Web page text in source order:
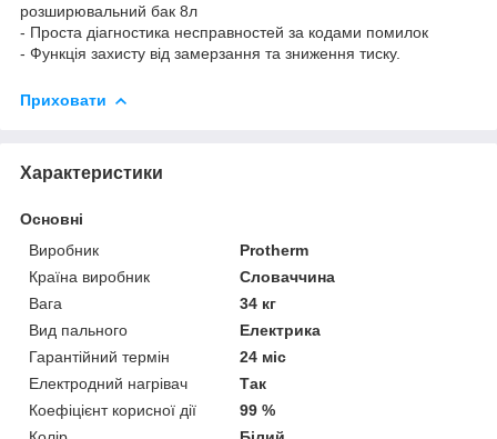
розширювальний бак 8л
- Проста діагностика несправностей за кодами помилок
- Функція захисту від замерзання та зниження тиску.
Приховати
Характеристики
Основні
Виробник
Protherm
Країна виробник
Словаччина
Вага
34 кг
Вид пального
Електрика
Гарантійний термін
24 міс
Електродний нагрівач
Так
Коефіцієнт корисної дії
99 %